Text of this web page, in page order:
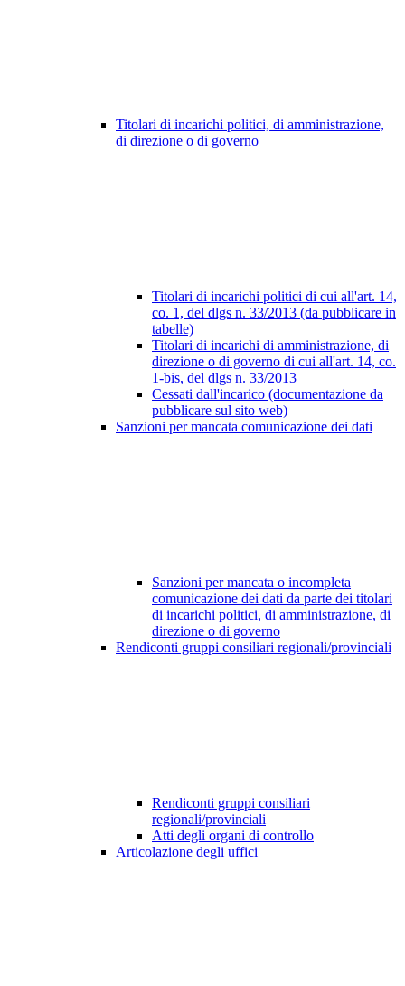
Titolari di incarichi politici, di amministrazione,
di direzione o di governo
Titolari di incarichi politici di cui all'art. 14,
co. 1, del dlgs n. 33/2013 (da pubblicare in
tabelle)
Titolari di incarichi di amministrazione, di
direzione o di governo di cui all'art. 14, co.
1-bis, del dlgs n. 33/2013
Cessati dall'incarico (documentazione da
pubblicare sul sito web)
Sanzioni per mancata comunicazione dei dati
Sanzioni per mancata o incompleta
comunicazione dei dati da parte dei titolari
di incarichi politici, di amministrazione, di
direzione o di governo
Rendiconti gruppi consiliari regionali/provinciali
Rendiconti gruppi consiliari
regionali/provinciali
Atti degli organi di controllo
Articolazione degli uffici